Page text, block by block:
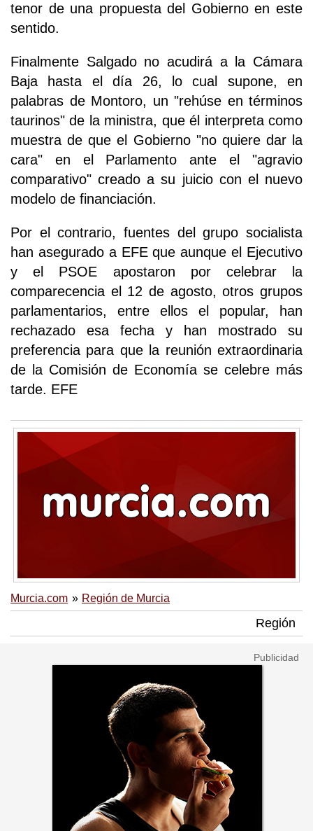
tenor de una propuesta del Gobierno en este
sentido.
Finalmente Salgado no acudirá a la Cámara
Baja hasta el día 26, lo cual supone, en
palabras de Montoro, un "rehúse en términos
taurinos" de la ministra, que él interpreta como
muestra de que el Gobierno "no quiere dar la
cara" en el Parlamento ante el "agravio
comparativo" creado a su juicio con el nuevo
modelo de financiación.
Por el contrario, fuentes del grupo socialista
han asegurado a EFE que aunque el Ejecutivo
y el PSOE apostaron por celebrar la
comparecencia el 12 de agosto, otros grupos
parlamentarios, entre ellos el popular, han
rechazado esa fecha y han mostrado su
preferencia para que la reunión extraordinaria
de la Comisión de Economía se celebre más
tarde. EFE
Murcia.com Región de Murcia
Región